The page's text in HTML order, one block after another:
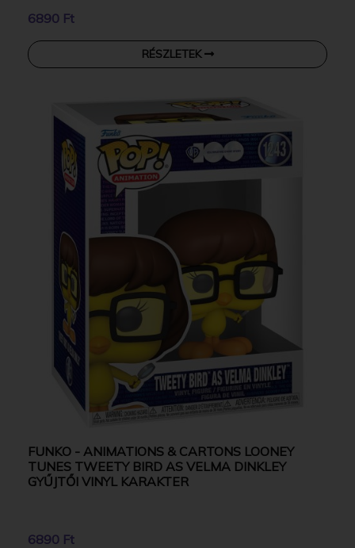
6890 Ft
RÉSZLETEK
FUNKO - ANIMATIONS & CARTONS LOONEY
TUNES TWEETY BIRD AS VELMA DINKLEY
GYŰJTŐI VINYL KARAKTER
6890 Ft